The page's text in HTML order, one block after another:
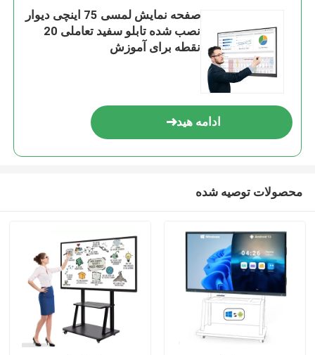
صفحه نمایش لمسی 75 اینچی دیوار
نصب شده تابلو سفید تعاملی 20
نقطه برای آموزش
ادامه هید
محصولات توصیه شده